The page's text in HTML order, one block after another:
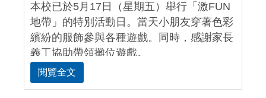
本校已於5月17日（星期五）舉行「激FUN
地帶」的特別活動日。當天小朋友穿著色彩
繽紛的服飾參與各種遊戲。同時，感謝家長
義工協助帶領攤位遊戲。
閱覽全文